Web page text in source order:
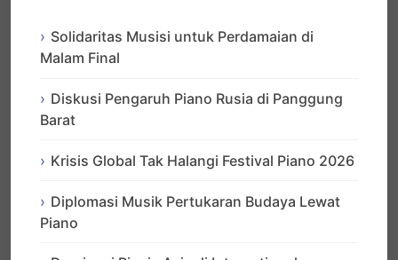
Solidaritas Musisi untuk Perdamaian di
Malam Final
Diskusi Pengaruh Piano Rusia di Panggung
Barat
Krisis Global Tak Halangi Festival Piano 2026
Diplomasi Musik Pertukaran Budaya Lewat
Piano